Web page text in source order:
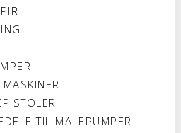
TIL MALEPUMPER